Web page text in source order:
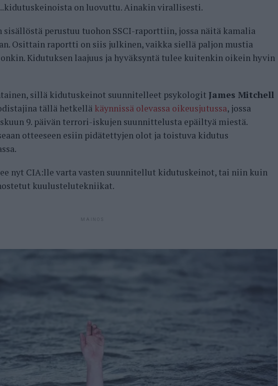
on luovuttu. Ainakin virallisesti.
sisällöstä perustuu tuohon SSCI-raporttiin, jossa näitä kamalia
Osittain raportti on siis julkinen, vaikka siellä paljon mustia
Kidutuksen laajuus ja hyväksyntä tulee kuitenkin oikein hyvin
sillä kidutuskeinot suunnitelleet psykologit James Mitchell
tällä hetkellä käynnissä olevassa oikeusjutussa, jossa
9. päivän terrori-iskujen suunnittelusta epäiltyä miestä.
otteeseen esiin pidätettyjen olot ja toistuva kidutus
nyt CIA:lle varta vasten suunnitellut kidutuskeinot, tai niin kuin
kuulustelutekniikat.
MAINOS